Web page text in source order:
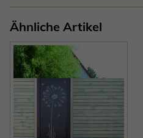
Ähnliche Artikel